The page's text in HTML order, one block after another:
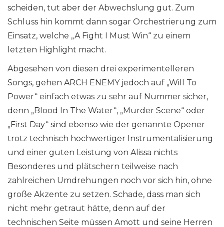
scheiden, tut aber der Abwechslung gut. Zum
Schluss hin kommt dann sogar Orchestrierung zum
Einsatz, welche „A Fight I Must Win“ zu einem
letzten Highlight macht.
Abgesehen von diesen drei experimentelleren
Songs, gehen ARCH ENEMY jedoch auf „Will To
Power“ einfach etwas zu sehr auf Nummer sicher,
denn „Blood In The Water“, „Murder Scene“ oder
„First Day“ sind ebenso wie der genannte Opener
trotz technisch hochwertiger Instrumentalisierung
und einer guten Leistung von Alissa nichts
Besonderes und plätschern teilweise nach
zahlreichen Umdrehungen noch vor sich hin, ohne
große Akzente zu setzen. Schade, dass man sich
nicht mehr getraut hätte, denn auf der
technischen Seite müssen Amott und seine Herren